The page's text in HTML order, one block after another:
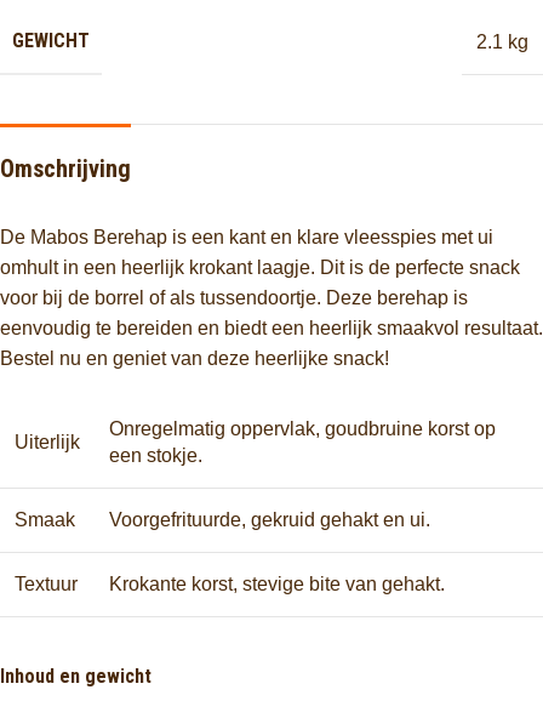
GEWICHT 2.1 kg
Omschrijving
De Mabos Berehap is een kant en klare vleesspies met ui
omhult in een heerlijk krokant laagje. Dit is de perfecte snack
voor bij de borrel of als tussendoortje. Deze berehap is
eenvoudig te bereiden en biedt een heerlijk smaakvol resultaat.
Bestel nu en geniet van deze heerlijke snack!
Uiterlijk
Onregelmatig oppervlak, goudbruine korst op
een stokje.
Smaak Voorgefrituurde, gekruid gehakt en ui.
Textuur Krokante korst, stevige bite van gehakt.
Inhoud en gewicht